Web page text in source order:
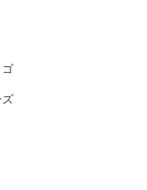
イル
ゴ
ズ